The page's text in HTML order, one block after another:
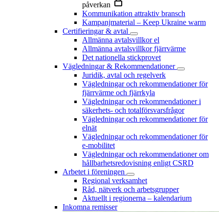
påverkan
Kommunikation attraktiv bransch
Kampanjmaterial – Keep Ukraine warm
Certifieringar & avtal
Allmänna avtalsvillkor el
Allmänna avtalsvillkor fjärrvärme
Det nationella stickprovet
Vägledningar & Rekommendationer
Juridik, avtal och regelverk
Vägledningar och rekommendationer för
fjärrvärme och fjärrkyla
Vägledningar och rekommendationer i
säkerhets- och totalförsvarsfrågor
Vägledningar och rekommendationer för
elnät
Vägledningar och rekommendationer för
e-mobilitet
Vägledningar och rekommendationer om
hållbarhetsredovisning enligt CSRD
Arbetet i föreningen
Regional verksamhet
Råd, nätverk och arbetsgrupper
Aktuellt i regionerna – kalendarium
Inkomna remisser